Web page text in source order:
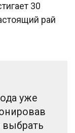
30
рай
уже
выбрать